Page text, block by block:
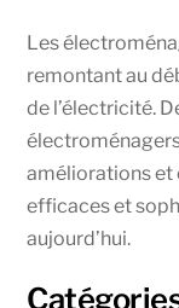
Les
remontant au
de l’électricité.
améliorations et
efficaces et
aujourd’hui.